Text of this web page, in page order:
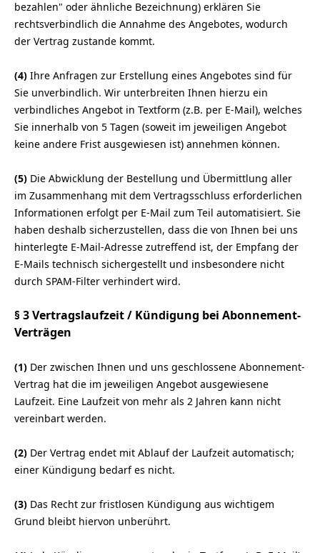
bezahlen" oder ähnliche Bezeichnung) erklären Sie
rechtsverbindlich die Annahme des Angebotes, wodurch
der Vertrag zustande kommt.
(4) Ihre Anfragen zur Erstellung eines Angebotes sind für
Sie unverbindlich. Wir unterbreiten Ihnen hierzu ein
verbindliches Angebot in Textform (z.B. per E-Mail), welches
Sie innerhalb von 5 Tagen (soweit im jeweiligen Angebot
keine andere Frist ausgewiesen ist) annehmen können.
(5) Die Abwicklung der Bestellung und Übermittlung aller
im Zusammenhang mit dem Vertragsschluss erforderlichen
Informationen erfolgt per E-Mail zum Teil automatisiert. Sie
haben deshalb sicherzustellen, dass die von Ihnen bei uns
hinterlegte E-Mail-Adresse zutreffend ist, der Empfang der
E-Mails technisch sichergestellt und insbesondere nicht
durch SPAM-Filter verhindert wird.
§ 3 Vertragslaufzeit / Kündigung bei Abonnement-
Verträgen
(1) Der zwischen Ihnen und uns geschlossene Abonnement-
Vertrag hat die im jeweiligen Angebot ausgewiesene
Laufzeit. Eine Laufzeit von mehr als 2 Jahren kann nicht
vereinbart werden.
(2) Der Vertrag endet mit Ablauf der Laufzeit automatisch;
einer Kündigung bedarf es nicht.
(3) Das Recht zur fristlosen Kündigung aus wichtigem
Grund bleibt hiervon unberührt.